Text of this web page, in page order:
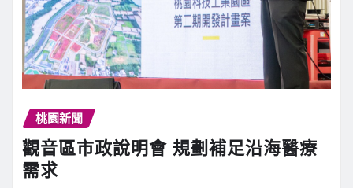
桃園新聞
觀音區市政說明會 規劃補足沿海醫療
需求